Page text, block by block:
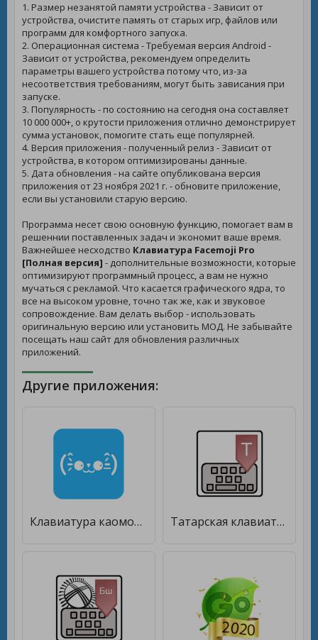
1. Размер незанятой памяти устройства - Зависит от
устройства, очистите память от старых игр, файлов или
программ для комфортного запуска.
2. Операционная система - Требуемая версия Android -
Зависит от устройства, рекомендуем определить
параметры вашего устройства потому что, из-за
несоответствия требованиям, могут быть зависания при
запуске.
3. Популярность - по состоянию на сегодня она составляет
10 000 000+, о крутости приложения отлично демонстрирует
сумма установок, помогите стать еще популярней.
4. Версия приложения - полученный релиз - Зависит от
устройства, в котором оптимизированы данные.
5. Дата обновления - на сайте опубликована версия
приложения от 23 ноября 2021 г. - обновите приложение,
если вы установили старую версию.
Программа несет свою основную функцию, помогает вам в
решеннии поставленных задач и экономит ваше время.
Важнейшее несходство Клавиатура Facemoji Pro
[Полная версия] - дополнительные возможности, которые
оптимизируют программный процесс, а вам не нужно
мучаться с рекламой. Что касается графического ядра, то
все на высоком уровне, точно так же, как и звуковое
сопровождение. Вам делать выбор - использовать
оригинальную версию или установить МОД. Не забывайте
посещать наш сайт для обновления различных
приложений.
Другие приложения:
Клавиатура каомодзи [Полная версия] Татарская клавиатура [Unlocked]